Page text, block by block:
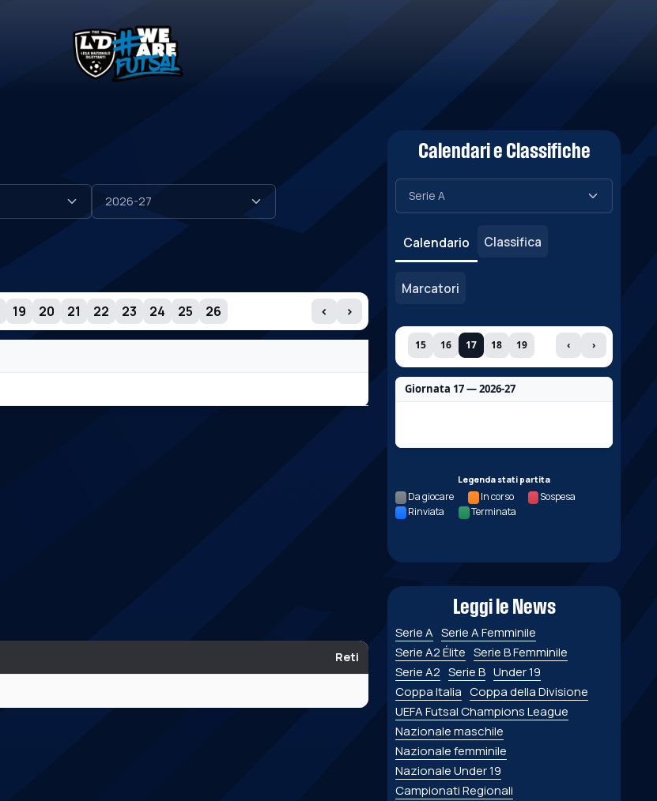
19 20 21 22 23 24 25 26 ‹ ›
Reti
Calendari e Classifiche
Calendario Classifica
Marcatori
15 16 17 18 19 ‹ ›
Giornata 17 — 2026-27
Legenda stati partita
Da giocare In corso
Sospesa
Rinviata
Terminata
Leggi le News
Serie A Serie A Femminile
Serie A2 Élite Serie B Femminile
Serie A2 Serie B Under 19
Coppa Italia Coppa della Divisione
UEFA Futsal Champions League
Nazionale maschile
Nazionale femminile
Nazionale Under 19
Campionati Regionali